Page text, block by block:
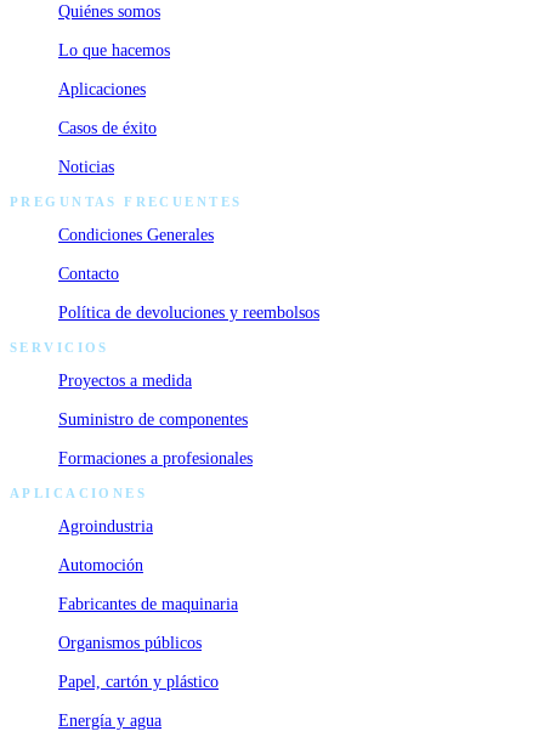
Quiénes somos
Lo que hacemos
Aplicaciones
Casos de éxito
Noticias
PREGUNTAS FRECUENTES
Condiciones Generales
Contacto
Política de devoluciones y reembolsos
SERVICIOS
Proyectos a medida
Suministro de componentes
Formaciones a profesionales
APLICACIONES
Agroindustria
Automoción
Fabricantes de maquinaria
Organismos públicos
Papel, cartón y plástico
Energía y agua